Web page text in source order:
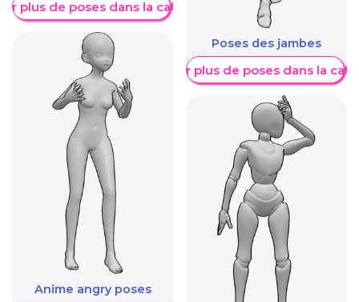
plus de poses dans la catégorie
Anime angry poses
Poses des jambes
Afficher plus de poses dans la